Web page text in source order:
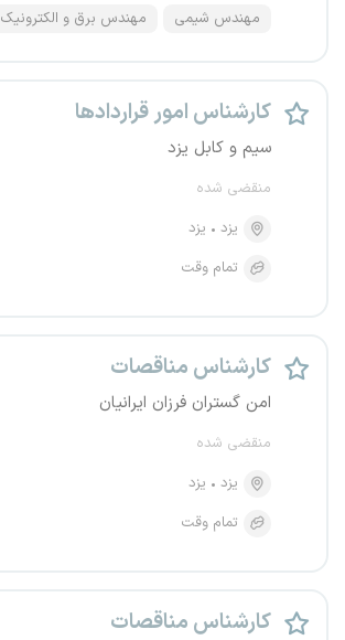
مهندس شیمی مهندس برق و الکترونیک
کارشناس امور قراردادها
سیم و کابل یزد
منقضی شده
یزد
یزد
تمام وقت
کارشناس مناقصات
امن گستران فرزان ایرانیان
منقضی شده
یزد
یزد
تمام وقت
کارشناس مناقصات